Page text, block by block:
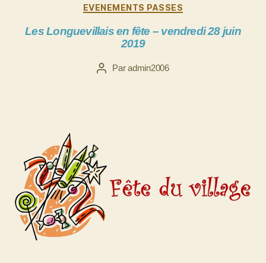
Catégories
EVENEMENTS PASSES
Les Longuevillais en fête – vendredi 28 juin
2019
Auteur
Paradmin2006